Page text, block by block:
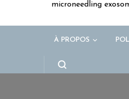
microneedling
À PROPOS